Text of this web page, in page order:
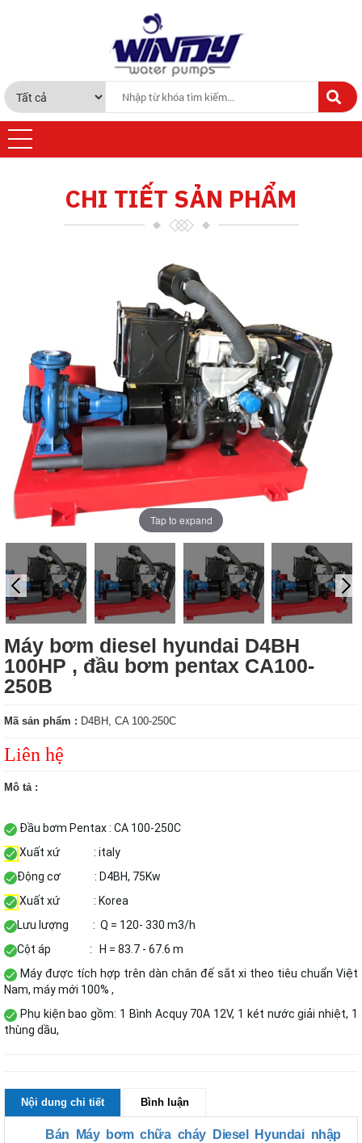
CHI TIẾT SẢN PHẨM
Tap to expand
Máy bơm diesel hyundai D4BH
100HP , đầu bơm pentax CA100-
250B
Mã sản phẩm : D4BH, CA 100-250C
Liên hệ
Mô tả :
Đầu bơm Pentax : CA 100-250C
Xuất xứ : italy
Động cơ
: D4BH, 75Kw
Xuất xứ : Korea
Lưu lượng : Q = 120- 330 m3/h
Cột áp : H = 83.7 - 67.6 m
Máy được tích hợp trên dàn chân đế sắt xi theo tiêu chuẩn Việt
Nam, máy mới 100% ,
Phụ kiện bao gồm: 1 Bình Acquy 70A 12V, 1 két nước giải nhiệt, 1
thùng dầu,
Nội dung chi tiết Bình luận
Bán Máy bơm chữa cháy Diesel Hyundai nhập